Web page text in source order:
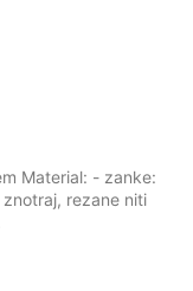
Material: - zanke:
rezane niti